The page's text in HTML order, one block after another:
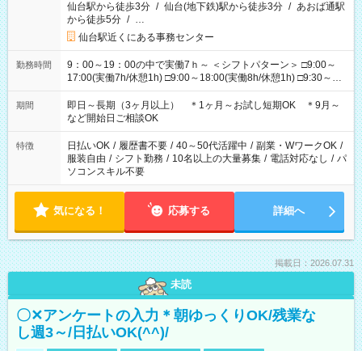
仙台駅から徒歩3分 / 仙台(地下鉄)駅から徒歩3分 / あおば通駅
から徒歩5分 / …
仙台駅近くにある事務センター
勤務時間
9：00～19：00の中で実働7ｈ～ ＜シフトパターン＞ □9:00～
17:00(実働7h/休憩1h) □9:00～18:00(実働8h/休憩1h) □9:30～
18:30(実働8h/休憩1h) □10:00～18:00(実働7h/休憩1h) □10:00～
19:00(実働8h/休憩1h) ＊時間固定ＯＫ ＊シフト制勤務できる
方、歓迎！
期間
即日～長期（3ヶ月以上） ＊1ヶ月～お試し短期OK ＊9月～
など開始日ご相談OK
特徴 日払いOK / 履歴書不要 / 40～50代活躍中 / 副業・WワークOK /
服装自由 / シフト勤務 / 10名以上の大量募集 / 電話対応なし / パ
ソコンスキル不要
気になる！ 応募する 詳細へ
掲載日：2026.07.31
未読
〇✕アンケートの入力＊朝ゆっくりOK/残業な
し週3～/日払いOK(^^)/